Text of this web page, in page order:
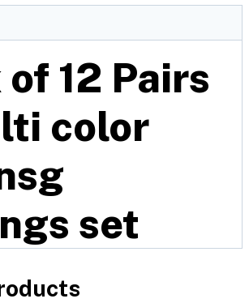
of 12 Pairs
color
set